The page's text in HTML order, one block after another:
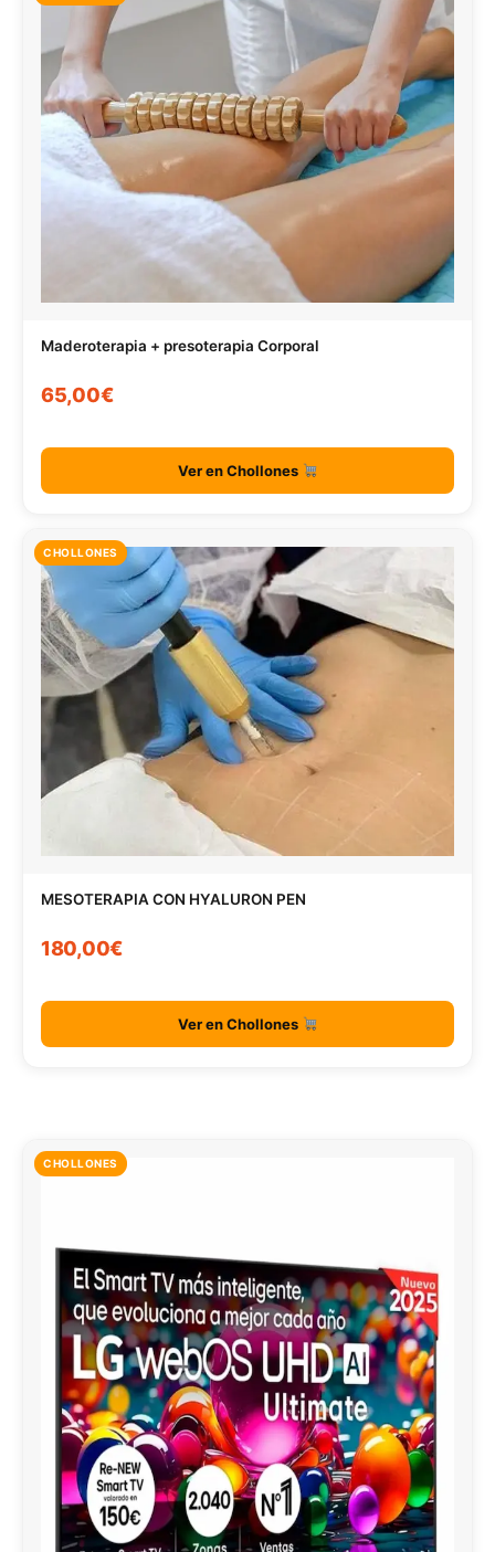
Maderoterapia + presoterapia Corporal
65,00€
Ver en Chollones
CHOLLONES
MESOTERAPIA CON HYALURON PEN
180,00€
Ver en Chollones
CHOLLONES